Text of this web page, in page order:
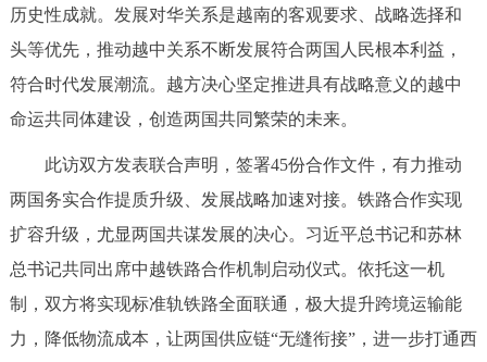
历史性成就。发展对华关系是越南的客观要求、战略选择和
头等优先，推动越中关系不断发展符合两国人民根本利益，
符合时代发展潮流。越方决心坚定推进具有战略意义的越中
命运共同体建设，创造两国共同繁荣的未来。
此访双方发表联合声明，签署45份合作文件，有力推动
两国务实合作提质升级、发展战略加速对接。铁路合作实现
扩容升级，尤显两国共谋发展的决心。习近平总书记和苏林
总书记共同出席中越铁路合作机制启动仪式。依托这一机
制，双方将实现标准轨铁路全面联通，极大提升跨境运输能
力，降低物流成本，让两国供应链“无缝衔接”，进一步打通西